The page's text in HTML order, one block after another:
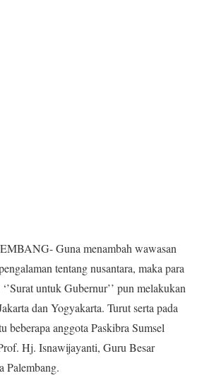
Guna menambah wawasan
tentang nusantara, maka para
untuk Gubernur’’ pun melakukan
dan Yogyakarta. Turut serta pada
beberapa anggota Paskibra Sumsel
Hj. Isnawijayanti, Guru Besar
Palembang.